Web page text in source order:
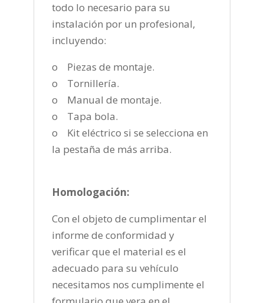
todo lo necesario para su
instalación por un profesional,
incluyendo:
o Piezas de montaje.
o Tornillería.
o Manual de montaje.
o Tapa bola.
o Kit eléctrico si se selecciona en
la pestaña de más arriba.
Homologación:
Con el objeto de cumplimentar el
informe de conformidad y
verificar que el material es el
adecuado para su vehículo
necesitamos nos cumplimente el